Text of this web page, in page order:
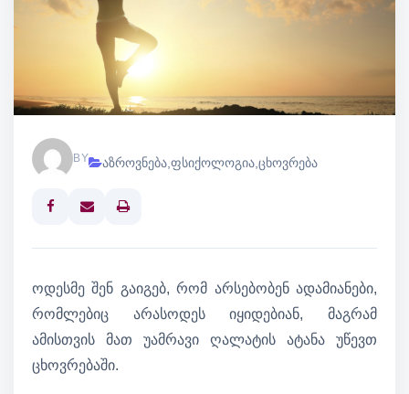
BY აზროვნება,ფსიქოლოგია,ცხოვრება
Print
ოდესმე შენ გაიგებ, რომ არსებობენ ადამიანები,
რომლებიც არასოდეს იყიდებიან, მაგრამ
ამისთვის მათ უამრავი ღალატის ატანა უწევთ
ცხოვრებაში.